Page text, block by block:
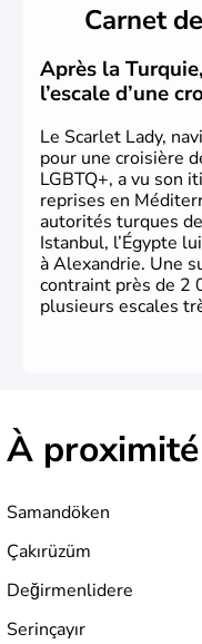
qui constitueront
ottoman. Après
orientale au
le 29 octobre 1923.
titre de capitale du
Carnet
Après la
l’escale d’une
Le Scarlet Lady,
pour une croisière
LGBTQ+, a vu son
reprises en
autorités turques
Istanbul, l’Égypte
à Alexandrie. Une
contraint près de 2
plusieurs escales
À
Samandöken
Çakırüzüm
Değirmenlidere
Serinçayır